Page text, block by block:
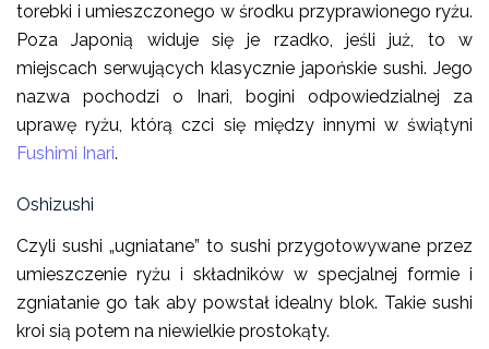
torebki i umieszczonego w środku przyprawionego ryżu.
Poza Japonią widuje się je rzadko, jeśli już, to w
miejscach serwujących klasycznie japońskie sushi. Jego
nazwa pochodzi o Inari, bogini odpowiedzialnej za
uprawę ryżu, którą czci się między innymi w świątyni
Fushimi Inari.
Oshizushi
Czyli sushi „ugniatane” to sushi przygotowywane przez
umieszczenie ryżu i składników w specjalnej formie i
zgniatanie go tak aby powstał idealny blok. Takie sushi
kroi sią potem na niewielkie prostokąty.